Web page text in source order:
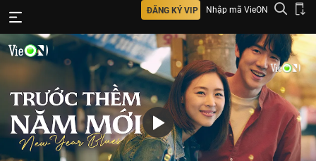
ĐĂNG KÝ VIP Nhập mã VieON